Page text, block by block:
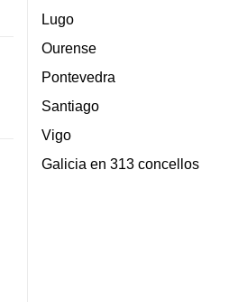
Lugo
Ourense
Pontevedra
Santiago
Vigo
Galicia en 313 concellos